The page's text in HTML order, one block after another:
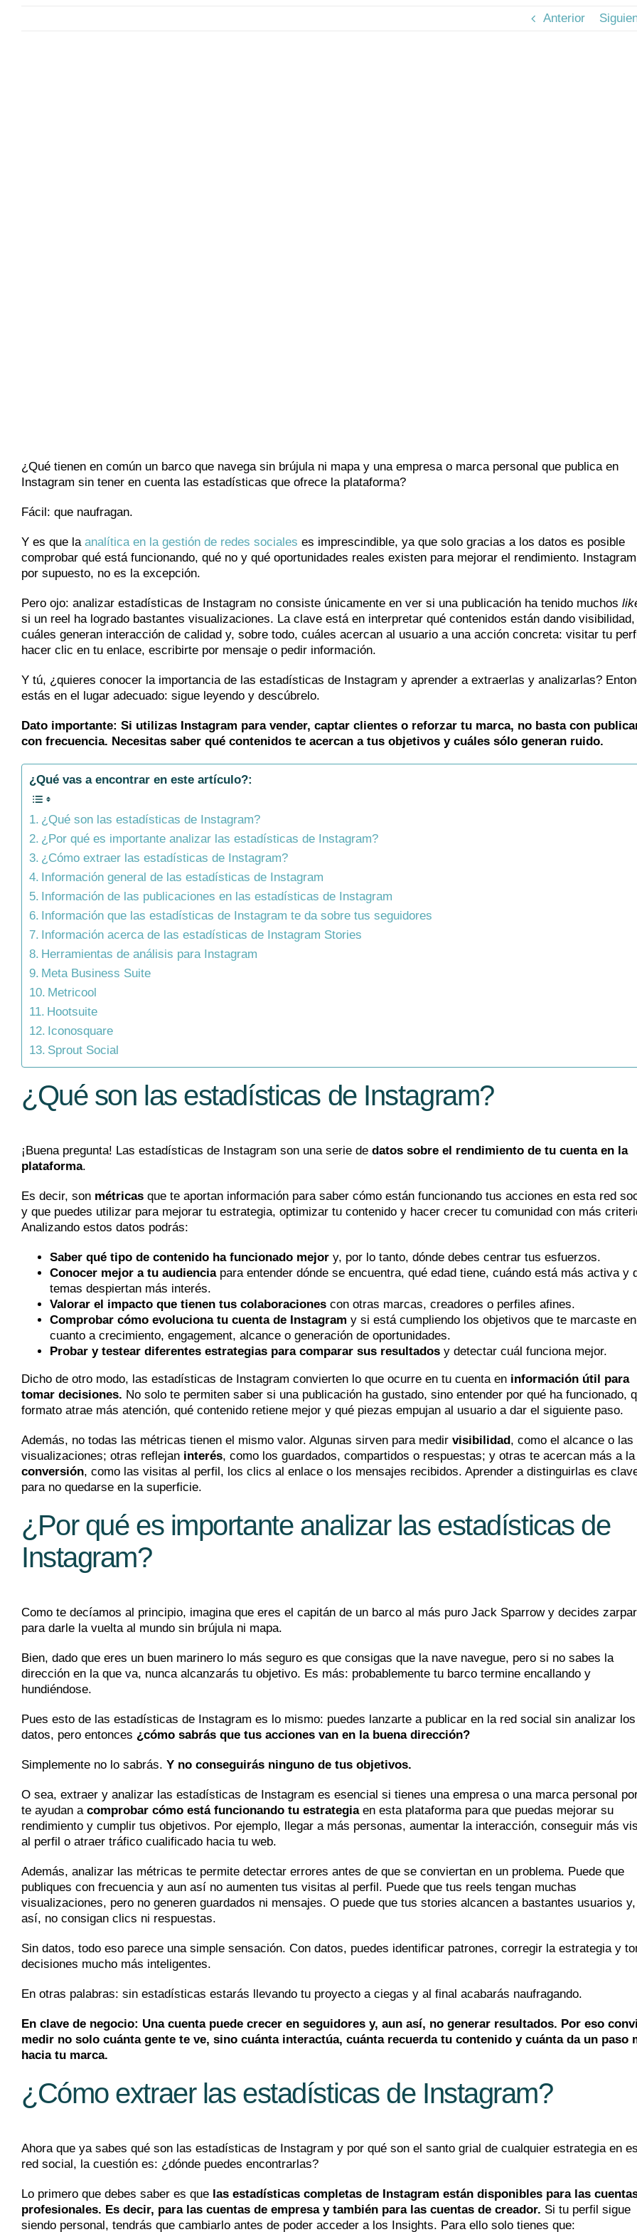
Anterior
¿Qué tienen en común un barco que navega sin brújula ni mapa y una empresa o marca personal que publica en
Instagram sin tener en cuenta las estadísticas que ofrece la plataforma?
Fácil: que naufragan.
Y es que la analítica en la gestión de redes sociales es imprescindible, ya que solo gracias a los datos es posible
comprobar qué está funcionando, qué no y qué oportunidades reales existen para mejorar el rendimiento.
por supuesto, no es la excepción.
Pero ojo: analizar estadísticas de Instagram no consiste únicamente en ver si una publicación ha tenido muchos
si un reel ha logrado bastantes visualizaciones. La clave está en interpretar qué contenidos están dando visibilidad,
cuáles generan interacción de calidad y, sobre todo, cuáles acercan al usuario a una acción concreta: visitar tu
hacer clic en tu enlace, escribirte por mensaje o pedir información.
Y tú, ¿quieres conocer la importancia de las estadísticas de Instagram y aprender a extraerlas y analizarlas?
estás en el lugar adecuado: sigue leyendo y descúbrelo.
Dato importante: Si utilizas Instagram para vender, captar clientes o reforzar tu marca, no basta con
con frecuencia. Necesitas saber qué contenidos te acercan a tus objetivos y cuáles sólo generan ruido.
¿Qué vas a encontrar en este artículo?:
¿Qué son las estadísticas de Instagram?
¿Por qué es importante analizar las estadísticas de Instagram?
¿Cómo extraer las estadísticas de Instagram?
Información general de las estadísticas de Instagram
Información de las publicaciones en las estadísticas de Instagram
Información que las estadísticas de Instagram te da sobre tus seguidores
Información acerca de las estadísticas de Instagram Stories
Herramientas de análisis para Instagram
Meta Business Suite
Metricool
Hootsuite
Iconosquare
Sprout Social
¿Qué son las estadísticas de Instagram?
¡Buena pregunta! Las estadísticas de Instagram son una serie de datos sobre el rendimiento de tu cuenta en la
plataforma.
Es decir, son métricasque te aportan información para saber cómo están funcionando tus acciones en esta red
y que puedes utilizar para mejorar tu estrategia, optimizar tu contenido y hacer crecer tu comunidad con más
Analizando estos datos podrás:
Saber qué tipo de contenido ha funcionado mejory, por lo tanto, dónde debes centrar tus esfuerzos.
Conocer mejor a tu audienciapara entender dónde se encuentra, qué edad tiene, cuándo está más activa y
temas despiertan más interés.
Valorar el impacto que tienen tus colaboracionescon otras marcas, creadores o perfiles afines.
Comprobar cómo evoluciona tu cuenta de Instagram y si está cumpliendo los objetivos que te marcaste en
cuanto a crecimiento, engagement, alcance o generación de oportunidades.
Probar y testear diferentes estrategias para comparar sus resultadosy detectar cuál funciona mejor.
Dicho de otro modo, las estadísticas de Instagram convierten lo que ocurre en tu cuenta en información útil para
tomar decisiones. No solo te permiten saber si una publicación ha gustado, sino entender por qué ha funcionado,
formato atrae más atención, qué contenido retiene mejor y qué piezas empujan al usuario a dar el siguiente paso.
Además, no todas las métricas tienen el mismo valor. Algunas sirven para medir visibilidad, como el alcance o las
visualizaciones; otras reflejan interés, como los guardados, compartidos o respuestas; y otras te acercan más a la
conversión, como las visitas al perfil, los clics al enlace o los mensajes recibidos. Aprender a distinguirlas es
para no quedarse en la superficie.
¿Por qué es importante analizar las estadísticas de
Instagram?
Como te decíamos al principio, imagina que eres el capitán de un barco al más puro Jack Sparrow y decides zarpar
para darle la vuelta al mundo sin brújula ni mapa.
Bien, dado que eres un buen marinero lo más seguro es que consigas que la nave navegue, pero si no sabes la
dirección en la que va, nunca alcanzarás tu objetivo. Es más: probablemente tu barco termine encallando y
hundiéndose.
Pues esto de las estadísticas de Instagram es lo mismo: puedes lanzarte a publicar en la red social sin analizar los
datos, pero entonces ¿cómo sabrás que tus acciones van en la buena dirección?
Simplemente no lo sabrás. Y no conseguirás ninguno de tus objetivos.
O sea, extraer y analizar las estadísticas de Instagram es esencial si tienes una empresa o una marca personal
te ayudan a comprobar cómo está funcionando tu estrategia en esta plataforma para que puedas mejorar su
rendimiento y cumplir tus objetivos. Por ejemplo, llegar a más personas, aumentar la interacción, conseguir más
al perfil o atraer tráfico cualificado hacia tu web.
Además, analizar las métricas te permite detectar errores antes de que se conviertan en un problema. Puede que
publiques con frecuencia y aun así no aumenten tus visitas al perfil. Puede que tus reels tengan muchas
visualizaciones, pero no generen guardados ni mensajes. O puede que tus stories alcancen a bastantes usuarios
así, no consigan clics ni respuestas.
Sin datos, todo eso parece una simple sensación. Con datos, puedes identificar patrones, corregir la estrategia y
decisiones mucho más inteligentes.
En otras palabras: sin estadísticas estarás llevando tu proyecto a ciegas y al final acabarás naufragando.
En clave de negocio: Una cuenta puede crecer en seguidores y, aun así, no generar resultados. Por eso
medir no solo cuánta gente te ve, sino cuánta interactúa, cuánta recuerda tu contenido y cuánta da un paso
hacia tu marca.
¿Cómo extraer las estadísticas de Instagram?
Ahora que ya sabes qué son las estadísticas de Instagram y por qué son el santo grial de cualquier estrategia en
red social, la cuestión es: ¿dónde puedes encontrarlas?
Lo primero que debes saber es que las estadísticas completas de Instagram están disponibles para las
profesionales. Es decir, para las cuentas de empresa y también para las cuentas de creador. Si tu perfil sigue
siendo personal, tendrás que cambiarlo antes de poder acceder a los Insights. Para ello solo tienes que: